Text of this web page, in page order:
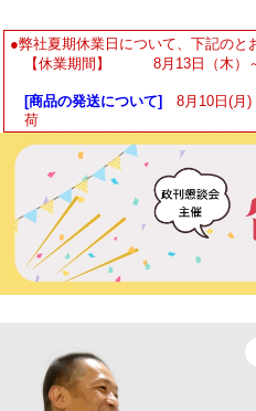
●弊社夏期休業日について、下記のと
【休業期間】 8月13日（木）～
[商品の発送について]
8月10日(月)
荷